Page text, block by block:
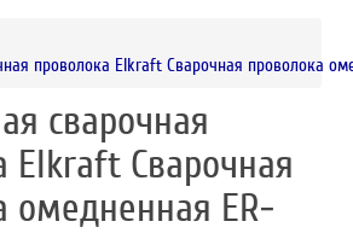
проволока Elkraft Сварочная проволока
сварочная
Elkraft Сварочная
омедненная ER-